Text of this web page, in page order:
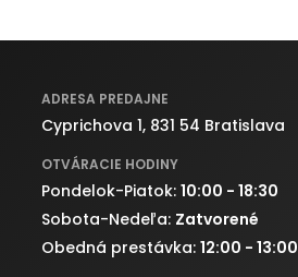
ADRESA PREDAJNE
Cyprichova 1, 831 54 Bratislava
OTVÁRACIE HODINY
Pondelok-Piatok: 10:00 - 18:30
Sobota-Nedeľa: Zatvorené
Obedná prestávka: 12:00 - 13:00